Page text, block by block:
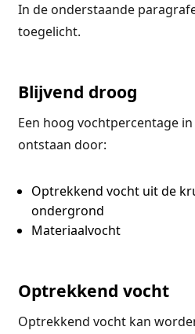
In de onderstaande
toegelicht.
Blijvend droog
Een hoog vochtpercentage
ontstaan door:
Optrekkend vocht uit de
ondergrond
Materiaalvocht
Optrekkend vocht
Optrekkend vocht kan